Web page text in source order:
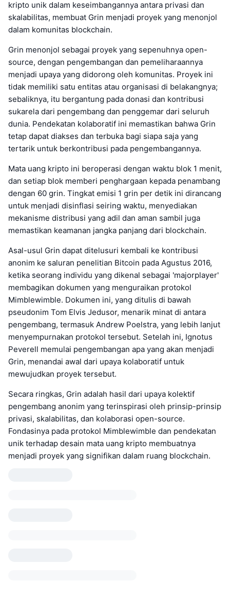
kripto unik dalam keseimbangannya antara privasi dan
skalabilitas, membuat Grin menjadi proyek yang menonjol
dalam komunitas blockchain.
Grin menonjol sebagai proyek yang sepenuhnya open-
source, dengan pengembangan dan pemeliharaannya
menjadi upaya yang didorong oleh komunitas. Proyek ini
tidak memiliki satu entitas atau organisasi di belakangnya;
sebaliknya, itu bergantung pada donasi dan kontribusi
sukarela dari pengembang dan penggemar dari seluruh
dunia. Pendekatan kolaboratif ini memastikan bahwa Grin
tetap dapat diakses dan terbuka bagi siapa saja yang
tertarik untuk berkontribusi pada pengembangannya.
Mata uang kripto ini beroperasi dengan waktu blok 1 menit,
dan setiap blok memberi penghargaan kepada penambang
dengan 60 grin. Tingkat emisi 1 grin per detik ini dirancang
untuk menjadi disinflasi seiring waktu, menyediakan
mekanisme distribusi yang adil dan aman sambil juga
memastikan keamanan jangka panjang dari blockchain.
Asal-usul Grin dapat ditelusuri kembali ke kontribusi
anonim ke saluran penelitian Bitcoin pada Agustus 2016,
ketika seorang individu yang dikenal sebagai 'majorplayer'
membagikan dokumen yang menguraikan protokol
Mimblewimble. Dokumen ini, yang ditulis di bawah
pseudonim Tom Elvis Jedusor, menarik minat di antara
pengembang, termasuk Andrew Poelstra, yang lebih lanjut
menyempurnakan protokol tersebut. Setelah ini, Ignotus
Peverell memulai pengembangan apa yang akan menjadi
Grin, menandai awal dari upaya kolaboratif untuk
mewujudkan proyek tersebut.
Secara ringkas, Grin adalah hasil dari upaya kolektif
pengembang anonim yang terinspirasi oleh prinsip-prinsip
privasi, skalabilitas, dan kolaborasi open-source.
Fondasinya pada protokol Mimblewimble dan pendekatan
unik terhadap desain mata uang kripto membuatnya
menjadi proyek yang signifikan dalam ruang blockchain.